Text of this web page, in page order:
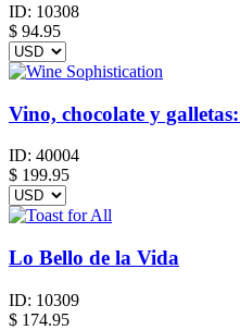
ID: 10308
$ 94.95
Vino, chocolate y
ID: 40004
$ 199.95
Lo Bello de la Vida
ID: 10309
$ 174.95